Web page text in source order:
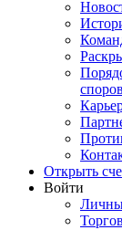
споров
Открыть
Войти